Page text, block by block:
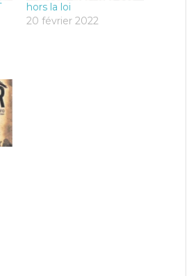
hors la loi
20 février 2022